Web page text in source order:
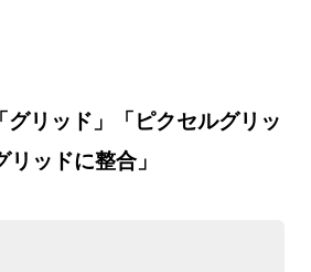
リッド」「ピクセルグリッ
リッドに整合」